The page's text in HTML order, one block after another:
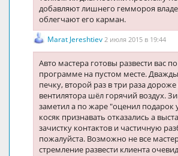
добавляют лишнего геммороя
облегчают его карман.
Marat Jereshtiev 2 июля 2015 в 19:44
Авто мастера готовы развести вас
программе на пустом месте.
печку, второй раз в три раза
вентилятора шёл горячий воздух.
заметил а по жаре "оценил подарок
косяк признавать отказались а
зачистку контактов и частичную
пожалуйста. Возможно не все
стремление развести клиента